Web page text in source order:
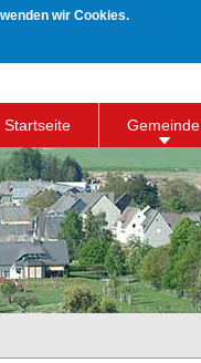
wir Cookies.
Startseite Gemeinde